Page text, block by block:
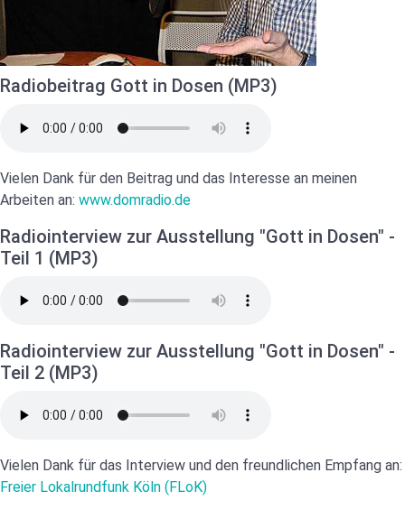
Radiobeitrag Gott in Dosen (MP3)
Vielen Dank für den Beitrag und das Interesse an meinen
Arbeiten an: www.domradio.de
Radiointerview zur Ausstellung "Gott in Dosen" -
Teil 1 (MP3)
Radiointerview zur Ausstellung "Gott in Dosen" -
Teil 2 (MP3)
Vielen Dank für das Interview und den freundlichen Empfang an:
Freier Lokalrundfunk Köln (FLoK)